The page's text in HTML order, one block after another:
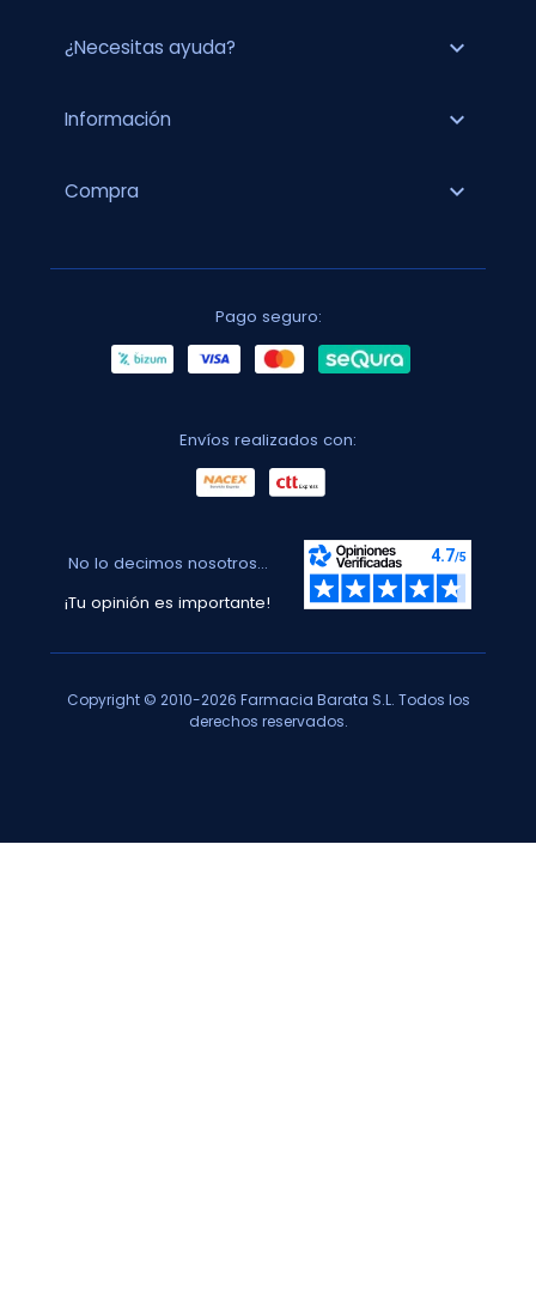
¿Necesitas ayuda? expand_more
Información expand_more
Compra expand_more
Pago seguro:
Envíos realizados con:
No lo decimos nosotros...
¡Tu opinión es importante!
Copyright © 2010-2026 Farmacia Barata S.L. Todos los
derechos reservados.